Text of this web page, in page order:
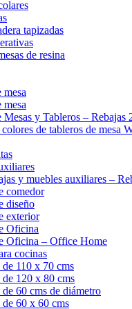
tapizadas
de resina
mesa
mesa
Mesas y Tableros – Rebajas
de tableros de mesa
y muebles auxiliares –
comedor
diseño
exterior
Oficina
Oficina – Office Home
cocinas
de 110 x 70 cms
de 120 x 80 cms
de 60 cms de diámetro
de 60 x 60 cms